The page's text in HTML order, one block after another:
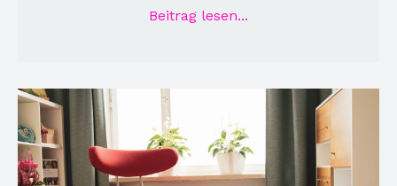
Beitrag lesen...